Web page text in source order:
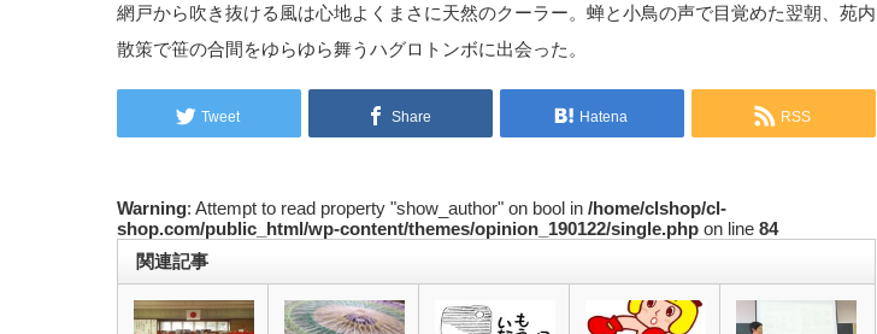
網戸から吹き抜ける風は心地よくまさに天然のクーラー。蝉と小鳥の声で目覚めた翌朝、苑内
散策で笹の合間をゆらゆら舞うハグロトンボに出会った。
Tweet Share Hatena RSS
Warning: Attempt to read property "show_author" on bool in /home/clshop/cl-
shop.com/public_html/wp-content/themes/opinion_190122/single.php on line 84
関連記事